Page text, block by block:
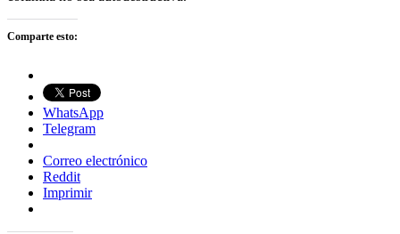
Comparte esto:
WhatsApp
Telegram
Correo electrónico
Reddit
Imprimir